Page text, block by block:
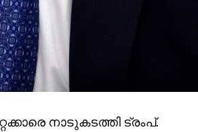
നാടുകടത്തി ട്രംപ്.